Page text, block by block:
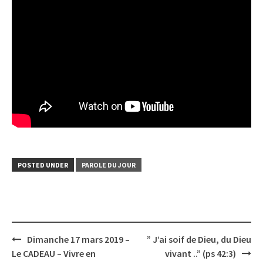
POSTED UNDER PAROLE DU JOUR
Post
navigation
Dimanche 17 mars 2019 –
Le CADEAU – Vivre en
” J’ai soif de Dieu, du Dieu
vivant ..” (ps 42:3)